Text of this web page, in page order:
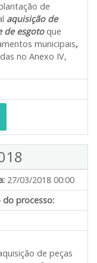
de
aquisição de
de esgoto que
municipais,
no Anexo IV,
27/03/2018 00:00
do processo:
de peças